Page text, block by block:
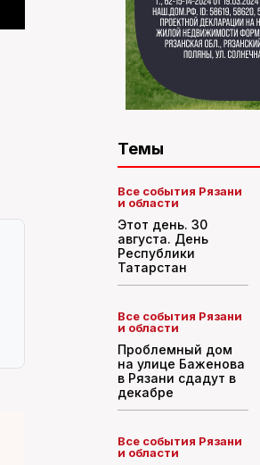
Темы
Все события Рязани
и области
Этот день. 30
августа. День
Республики
Татарстан
Все события Рязани
и области
Проблемный дом
на улице Баженова
в Рязани сдадут в
декабре
Все события Рязани
и области